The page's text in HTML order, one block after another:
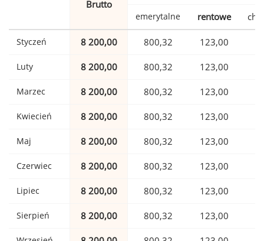
Brutto
emerytalne rentowe
Styczeń 8 200,00 800,32 123,00
Luty 8 200,00 800,32 123,00
Marzec 8 200,00 800,32 123,00
Kwiecień 8 200,00 800,32 123,00
Maj 8 200,00 800,32 123,00
Czerwiec 8 200,00 800,32 123,00
Lipiec 8 200,00 800,32 123,00
Sierpień 8 200,00 800,32 123,00